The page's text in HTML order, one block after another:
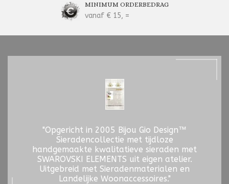
MINIMUM ORDERBEDRAG
vanaf € 15, =
"Opgericht in 2005 Bijou Gio Design™
Sieradencollectie met tijdloze
handgemaakte kwalitatieve sieraden met
SWAROVSKI ELEMENTS uit eigen atelier.
Uitgebreid met Sieradenmaterialen en
Landelijke Woonaccessoires."